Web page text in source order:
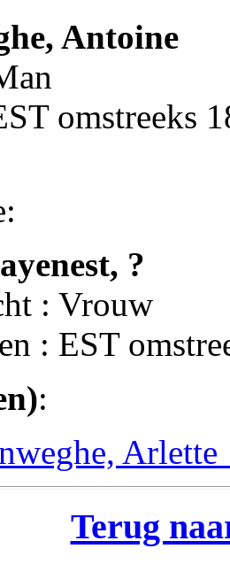
Antoine
omstreeks
?
: Vrouw
: EST
:
Terug